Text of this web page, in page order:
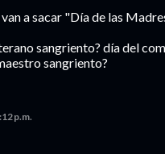
a sacar "Día de las
sangriento? día del
sangriento?
p.m.